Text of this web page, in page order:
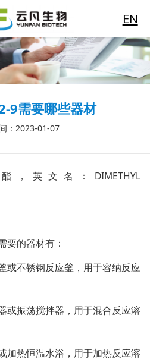
EN
9需要哪些器材
：2023-01-07
英文名：DIMETHYL
要的器材有：
或不锈钢反应釜，用于容纳反应
或振荡搅拌器，用于混合反应溶
加热恒温水浴，用于加热反应溶